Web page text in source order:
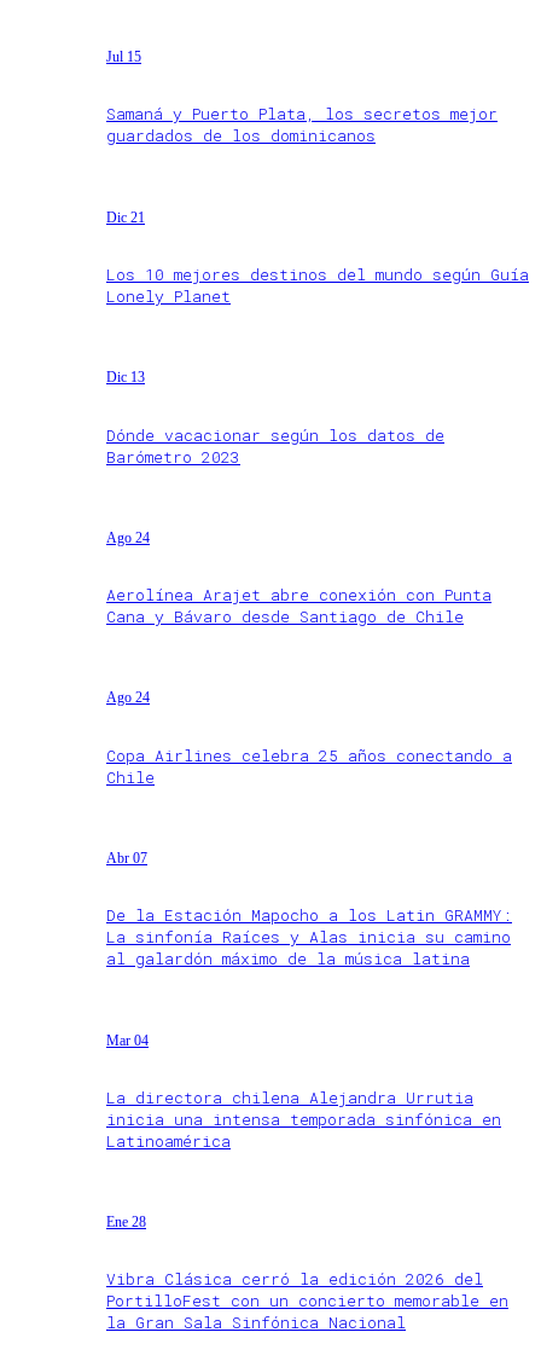
Jul 15
Samaná y Puerto Plata, los secretos mejor
guardados de los dominicanos
Dic 21
Los 10 mejores destinos del mundo según Guía
Lonely Planet
Dic 13
Dónde vacacionar según los datos de
Barómetro 2023
Ago 24
Aerolínea Arajet abre conexión con Punta
Cana y Bávaro desde Santiago de Chile
Ago 24
Copa Airlines celebra 25 años conectando a
Chile
Abr 07
De la Estación Mapocho a los Latin GRAMMY:
La sinfonía Raíces y Alas inicia su camino
al galardón máximo de la música latina
Mar 04
La directora chilena Alejandra Urrutia
inicia una intensa temporada sinfónica en
Latinoamérica
Ene 28
Vibra Clásica cerró la edición 2026 del
PortilloFest con un concierto memorable en
la Gran Sala Sinfónica Nacional